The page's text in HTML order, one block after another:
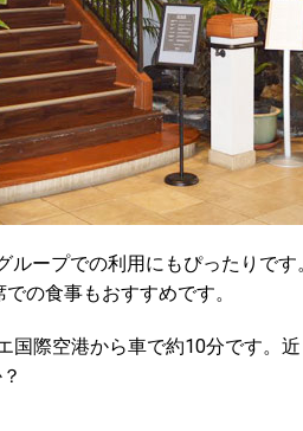
ループでの利用にもぴったりで
の食事もおすすめです。
国際空港から車で約10分です。